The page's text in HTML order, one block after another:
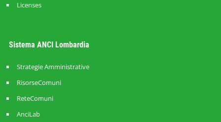
Licenses
Sistema ANCI Lombardia
Strategie Amministrative
RisorseComuni
ReteComuni
AnciLab